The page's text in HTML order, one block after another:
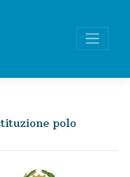
polo